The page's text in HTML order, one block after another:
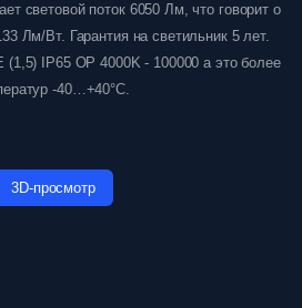
световой поток 6050 Лм, что говорит о
Лм/Вт. Гарантия на светильник 5 лет.
IP65 OP 4000K - 100000 а это более
-40…+40°C.
3D-просмотр